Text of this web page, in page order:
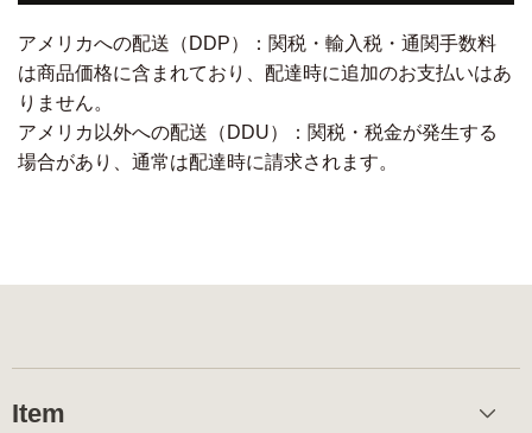
アメリカへの配送（DDP）：関税・輸入税・通関手数料
は商品価格に含まれており、配達時に追加のお支払いはあ
りません。
アメリカ以外への配送（DDU）：関税・税金が発生する
場合があり、通常は配達時に請求されます。
Item